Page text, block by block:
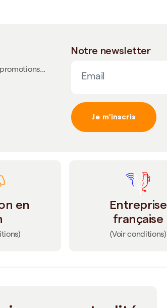
Notre newsletter
Je m'inscris
en
Entreprise
française
(Voir conditions)